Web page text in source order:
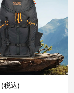
(税込)